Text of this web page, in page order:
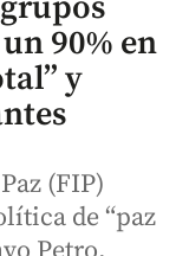
90% en
y
(FIP)
de “paz